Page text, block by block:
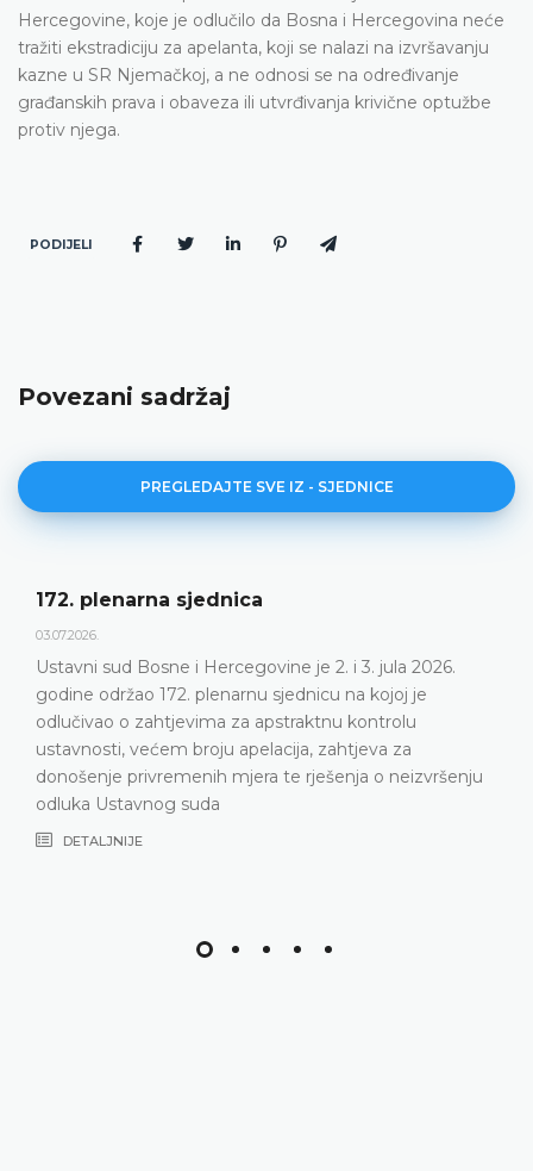
Hercegovine, koje je odlučilo da Bosna i Hercegovina neće
tražiti ekstradiciju za apelanta, koji se nalazi na izvršavanju
kazne u SR Njemačkoj, a ne odnosi se na određivanje
građanskih prava i obaveza ili utvrđivanja krivične optužbe
protiv njega.
PODIJELI
Povezani sadržaj
PREGLEDAJTE SVE IZ - SJEDNICE
172. plenarna sjednica
03.07.2026.
Ustavni sud Bosne i Hercegovine je 2. i 3. jula 2026.
godine održao 172. plenarnu sjednicu na kojoj je
odlučivao o zahtjevima za apstraktnu kontrolu
ustavnosti, većem broju apelacija, zahtjeva za
donošenje privremenih mjera te rješenja o neizvršenju
odluka Ustavnog suda
DETALJNIJE